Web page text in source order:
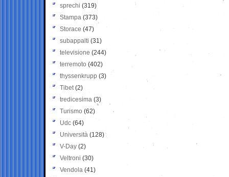
sprechi (319)
Stampa (373)
Storace (47)
subappalti (31)
televisione(244)
terremoto (402)
thyssenkrupp (3)
Tibet(2)
tredicesima (3)
Turismo (62)
Udc (64)
Università (128)
V-Day (2)
Veltroni (30)
Vendola (41)